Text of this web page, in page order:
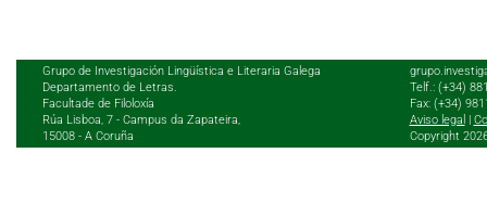
Grupo de Investigación Lingüística e Literaria Galega
Departamento de Letras.
Facultade de Filoloxía
Rúa Lisboa, 7 - Campus da Zapateira,
15008 - A Coruña
Telf.: (+34)
Fax: (+34)
Aviso legal
Copyright